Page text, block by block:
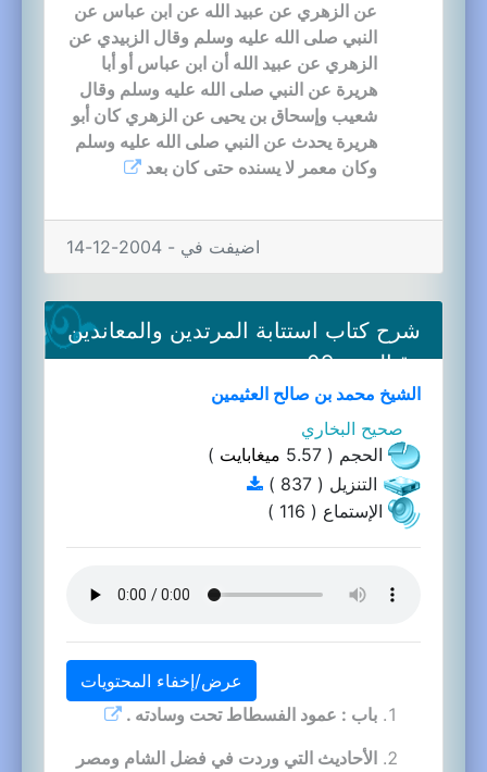
عن الزهري عن عبيد الله عن ابن عباس عن
النبي صلى الله عليه وسلم وقال الزبيدي عن
الزهري عن عبيد الله أن ابن عباس أو أبا
هريرة عن النبي صلى الله عليه وسلم وقال
شعيب وإسحاق بن يحيى عن الزهري كان أبو
هريرة يحدث عن النبي صلى الله عليه وسلم
وكان معمر لا يسنده حتى كان بعد
اضيفت في - 2004-12-14
شرح كتاب استتابة المرتدين والمعاندين
وقتالهم-09a
الشيخ محمد بن صالح العثيمين
صحيح البخاري
الحجم ( 5.57
ميغابايت )
التنزيل ( 837 )
الإستماع ( 116 )
عرض/إخفاء المحتويات
باب : عمود الفسطاط تحت وسادته .
الأحاديث التي وردت في فضل الشام ومصر